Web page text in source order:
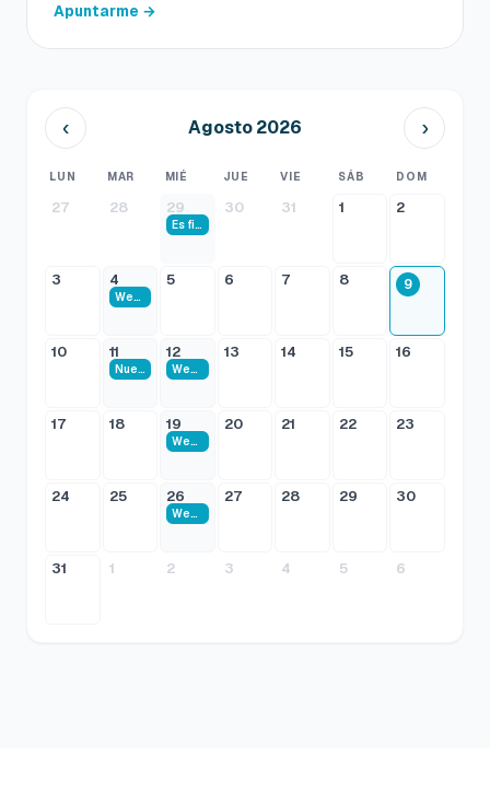
Apuntarme →
‹ Agosto 2026 ›
LUN MAR MIÉ JUE VIE SÁB DOM
27 28 29
Es fin de mes y estos son los pasos que debes tener listos en Vivook
30 31 1 2
3 4
Webinar Pasarela de pagos
5 6 7 8 9
10 11
Nueva Funcionalidad: convenio de pago
12
Webinar: Mantenimientos que no se te olvidan
13 14 15 16
17 18 19
Webinar: La voz de todos, sin gritos
20 21 22 23
24 25 26
Webinar: La alberca no se pelea, se reserva
27 28 29 30
31 1 2 3 4 5 6